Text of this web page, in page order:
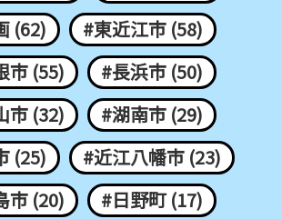
(62)
#東近江市 (58)
市 (55)
#長浜市 (50)
市 (32)
#湖南市 (29)
(25)
#近江八幡市 (23)
市 (20)
#日野町 (17)